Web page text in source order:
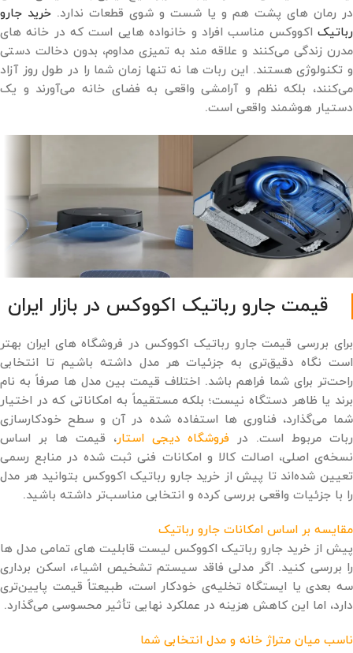
در رمان های پشت هم و یا شست‌ و شوی قطعات ندارد. خرید جارو
رباتیک اکووکس مناسب افراد و خانواده هایی است که در خانه ‌های
مدرن زندگی می‌کنند و علاقه مند به تمیزی مداوم، بدون دخالت دستی
و تکنولوژی هستند. این ربات ها نه‌ تنها زمان شما را در طول روز آزاد
می‌کنند، بلکه نظم و آرامشی واقعی به فضای خانه می‌آورند و یک
دستیار هوشمند واقعی است.
قیمت جارو رباتیک اکووکس در بازار ایران
برای بررسی قیمت جارو رباتیک اکووکس در فروشگاه های ایران بهتر
است نگاه دقیق‌تری به جزئیات هر مدل داشته باشیم تا انتخابی
راحت‌تر برای شما فراهم باشد. اختلاف قیمت بین مدل‌ ها صرفاً به نام
برند یا ظاهر دستگاه نیست؛ بلکه مستقیماً به امکاناتی که در اختیار
شما می‌گذارد، فناوری‌ ها استفاده شده در آن و سطح خودکارسازی
ربات مربوط است. در فروشگاه دیجی ‌استار، قیمت‌ ها بر اساس
نسخه‌ی اصلی، اصالت کالا و امکانات فنی ثبت شده در منابع رسمی
تعیین شده‌اند تا پیش از خرید جارو رباتیک اکووکس بتوانید هر مدل
را با جزئیات واقعی بررسی کرده و انتخابی مناسب‌تر داشته باشید.
مقایسه بر اساس امکانات جارو رباتیک
پیش از خرید جارو رباتیک اکووکس لیست قابلیت ‌های تمامی مدل ها
را بررسی کنید. اگر مدلی فاقد سیستم تشخیص اشیاء، اسکن برداری
سه ‌بعدی یا ایستگاه تخلیه‌ی خودکار است، طبیعتاً قیمت پایین‌تری
دارد، اما این کاهش هزینه در عملکرد نهایی تأثیر محسوسی می‌گذارد.
ناسب میان متراژ خانه و مدل انتخابی شما